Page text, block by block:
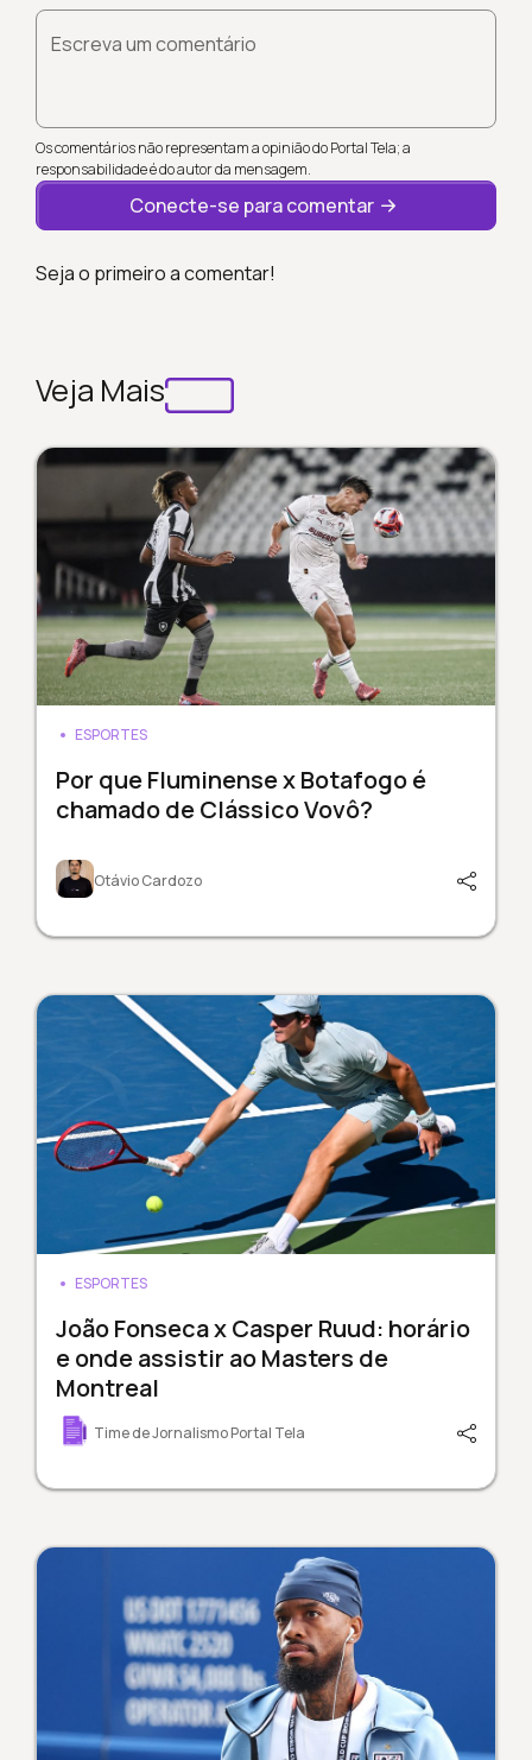
Escreva um comentário
Os comentários não representam a opinião do Portal Tela; a
responsabilidade é do autor da mensagem.
Conecte-se para comentar
Seja o primeiro a comentar!
Veja Mais
ESPORTES
Por que Fluminense x Botafogo é
chamado de Clássico Vovô?
Otávio Cardozo
ESPORTES
João Fonseca x Casper Ruud: horário
e onde assistir ao Masters de
Montreal
Time de Jornalismo Portal Tela